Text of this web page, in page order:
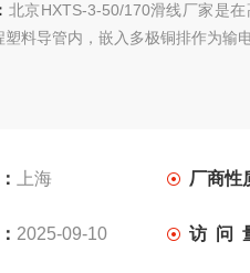
北京HXTS-3-50/170滑线厂家是
料导管内，嵌入多极铜排作为输电
上海 厂商性
2025-09-10 访 问